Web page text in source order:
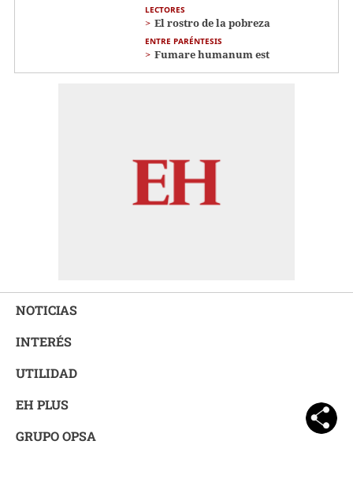
LECTORES
El rostro de la pobreza
ENTRE PARÉNTESIS
Fumare humanum est
NOTICIAS
INTERÉS
UTILIDAD
EH PLUS
GRUPO OPSA